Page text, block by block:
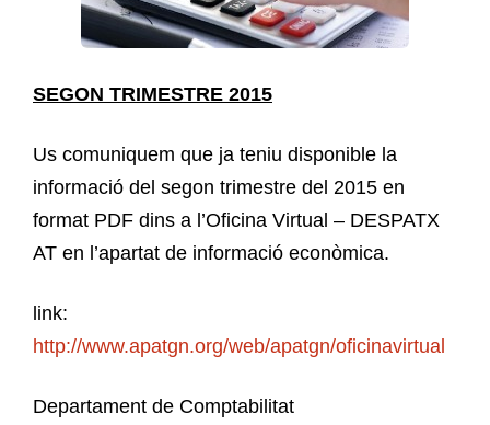
SEGON TRIMESTRE 2015
Us comuniquem que ja teniu disponible la
informació del segon trimestre del 2015 en
format PDF dins a l’Oficina Virtual – DESPATX
AT en l’apartat de informació econòmica.
link:
http://www.apatgn.org/web/apatgn/oficinavirtual
Departament de Comptabilitat